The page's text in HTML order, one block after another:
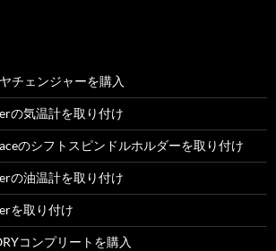
チェンジャーを購入
の気温計を取り付け
のシフトスピンドルホルダーを取り付け
の油温計を取り付け
を取り付け
コンプリートを購入